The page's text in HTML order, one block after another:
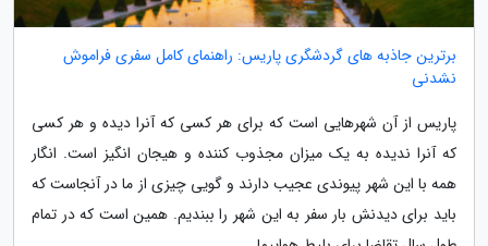
برترین جاذبه های گردشگری پاریس: راهنمای کامل سفری فراموش
نشدنی
پاریس از آن شهرهایی است که برای هر کسی که آنرا دیده و هر کسی
که آنرا ندیده به یک میزان مجذوب کننده و هیجان انگیز است. انگار
همه با این شهر پیوندی عجیب دارند و گویی چیزی از ما در آنجاست که
باید برای دیدنش بار سفر به این شهر را ببندیم. همین است که در تمام